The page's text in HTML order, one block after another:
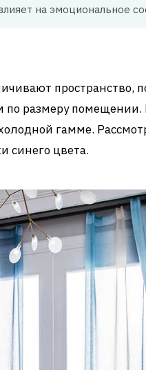
на эмоциональное
пространство,
размеру помещении.
гамме.
синего цвета.